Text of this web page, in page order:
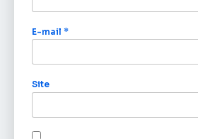
E-mail *
Site